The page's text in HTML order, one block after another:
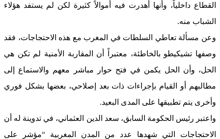
القطاع داخلياً، وأنها أهدرت فيه أموالاً كثيرة لكن لم يستفد هؤلاء
الشباب منه.
وعن مسألة تعاطي السلطات في المغرب مع هذه الاحتجاجات، فقد
وصفها تشيكيطو بالخاطئة، معتبراً أن المقاربة الأمنية لم تكن هي
الحل، وأن الحل يكمن في فتح حوار مباشر معهم والاستماع إلى
مطالبهم أو القيام بإجراءات ذات بعد إصلاحي، بعضها بشكل فوري
وأخرى يتم تطبيقها على المدى البعيد.
واعتبر رئيس الحكومة السابق، سعد الدين العثماني، في تدوينة له أن
الاحتجاجات التي شهدها عدد من المدن المغربية “مؤشر على